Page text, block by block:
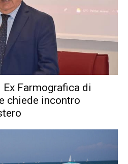
Farmografica di
chiede incontro